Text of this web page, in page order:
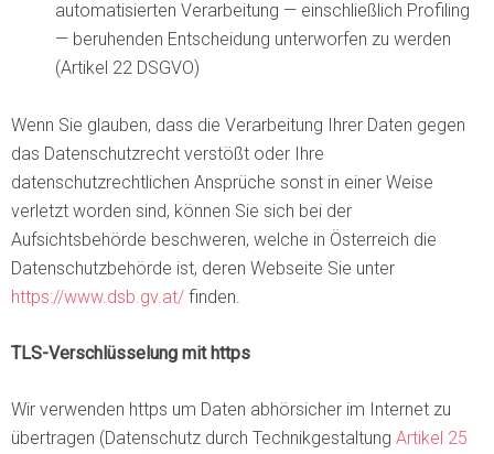
automatisierten Verarbeitung — einschließlich Profiling
— beruhenden Entscheidung unterworfen zu werden
(Artikel 22 DSGVO)
Wenn Sie glauben, dass die Verarbeitung Ihrer Daten gegen
das Datenschutzrecht verstößt oder Ihre
datenschutzrechtlichen Ansprüche sonst in einer Weise
verletzt worden sind, können Sie sich bei der
Aufsichtsbehörde beschweren, welche in Österreich die
Datenschutzbehörde ist, deren Webseite Sie unter
https://www.dsb.gv.at/ finden.
TLS-Verschlüsselung mit https
Wir verwenden https um Daten abhörsicher im Internet zu
übertragen (Datenschutz durch Technikgestaltung Artikel 25